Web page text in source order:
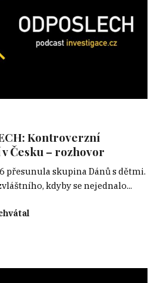
Kontroverzní
Česku – rozhovor
přesunula skupina Dánů s dětmi.
kdyby se nejednalo...